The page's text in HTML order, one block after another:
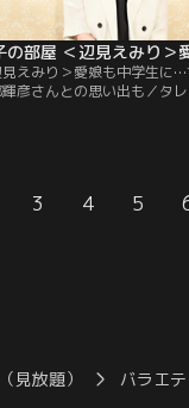
見えみり＞愛娘も中学生に…
彦さんとの思い出も／タ
い。 一方、えみりさんが4
3 4 5
見放題） バラエ